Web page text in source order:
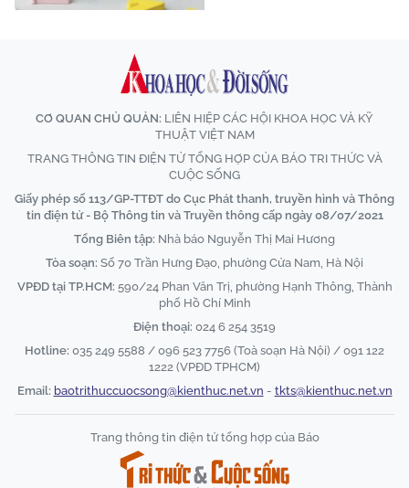
CƠ QUAN CHỦ QUẢN: LIÊN HIỆP CÁC HỘI KHOA HỌC VÀ KỸ
THUẬT VIỆT NAM
TRANG THÔNG TIN ĐIỆN TỬ TỔNG HỢP CỦA BÁO TRI THỨC VÀ
CUỘC SỐNG
Giấy phép số 113/GP-TTĐT do Cục Phát thanh, truyền hình và Thông
tin điện tử - Bộ Thông tin và Truyền thông cấp ngày 08/07/2021
Tổng Biên tập: Nhà báo Nguyễn Thị Mai Hương
Tòa soạn: Số 70 Trần Hưng Đạo, phường Cửa Nam, Hà Nội
VPĐD tại TP.HCM: 590/24 Phan Văn Trị, phường Hạnh Thông, Thành
phố Hồ Chí Minh
Điện thoại: 024 6 254 3519
Hotline: 035 249 5588 / 096 523 7756 (Toà soạn Hà Nội) / 091 122
1222 (VPĐD TPHCM)
Email: baotrithuccuocsong@kienthuc.net.vn - tkts@kienthuc.net.vn
Trang thông tin điện tử tổng hợp của Báo